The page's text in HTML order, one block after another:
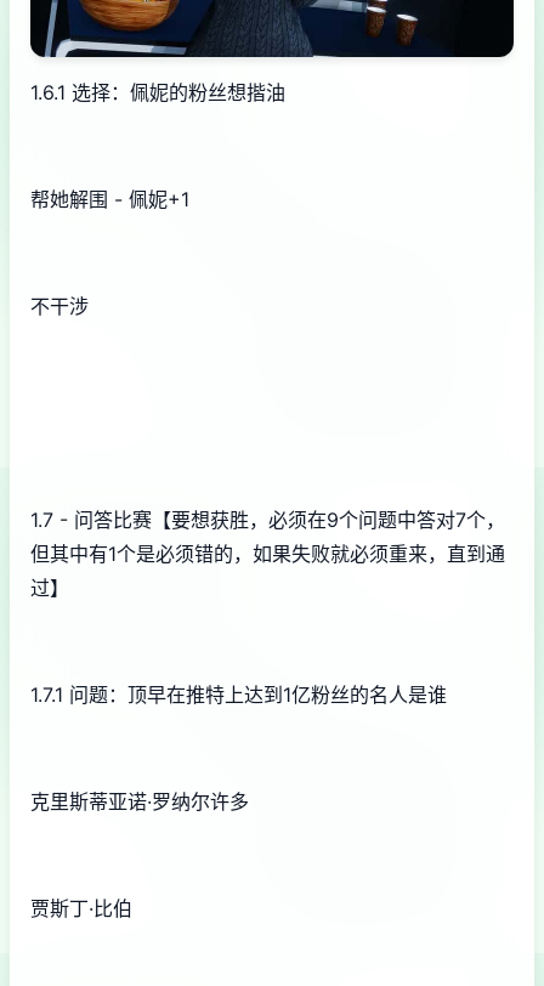
1.6.1 选择：佩妮的粉丝想揩油
帮她解围 - 佩妮+1
不干涉
1.7 - 问答比赛【要想获胜，必须在9个问题中答对7个，
但其中有1个是必须错的，如果失败就必须重来，直到通
过】
1.7.1 问题：顶早在推特上达到1亿粉丝的名人是谁
克里斯蒂亚诺·罗纳尔许多
贾斯丁·比伯